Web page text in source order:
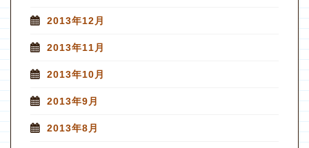
2013年12月
2013年11月
2013年10月
2013年9月
2013年8月